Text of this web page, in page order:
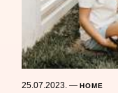
25.07.2023.—HOME